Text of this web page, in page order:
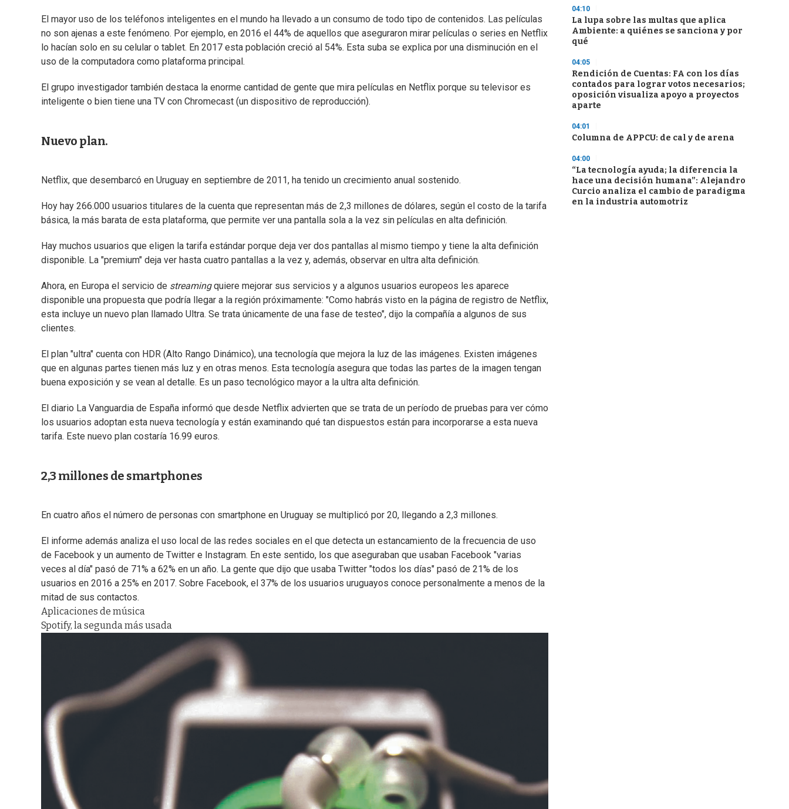
El mayor uso de los teléfonos inteligentes en el mundo ha llevado a un consumo de todo tipo de contenidos. Las películas
no son ajenas a este fenómeno. Por ejemplo, en 2016 el 44% de aquellos que aseguraron mirar películas o series en Netflix
lo hacían solo en su celular o tablet. En 2017 esta población creció al 54%. Esta suba se explica por una disminución en el
uso de la computadora como plataforma principal.
El grupo investigador también destaca la enorme cantidad de gente que mira películas en Netflix porque su televisor es
inteligente o bien tiene una TV con Chromecast (un dispositivo de reproducción).
Nuevo plan.
Netflix, que desembarcó en Uruguay en septiembre de 2011, ha tenido un crecimiento anual sostenido.
Hoy hay 266.000 usuarios titulares de la cuenta que representan más de 2,3 millones de dólares, según el costo de la tarifa
básica, la más barata de esta plataforma, que permite ver una pantalla sola a la vez sin películas en alta definición.
Hay muchos usuarios que eligen la tarifa estándar porque deja ver dos pantallas al mismo tiempo y tiene la alta definición
disponible. La "premium" deja ver hasta cuatro pantallas a la vez y, además, observar en ultra alta definición.
Ahora, en Europa el servicio de streamingquiere mejorar sus servicios y a algunos usuarios europeos les aparece
disponible una propuesta que podría llegar a la región próximamente: "Como habrás visto en la página de registro de Netflix,
esta incluye un nuevo plan llamado Ultra. Se trata únicamente de una fase de testeo", dijo la compañía a algunos de sus
clientes.
El plan "ultra" cuenta con HDR (Alto Rango Dinámico), una tecnología que mejora la luz de las imágenes. Existen imágenes
que en algunas partes tienen más luz y en otras menos. Esta tecnología asegura que todas las partes de la imagen tengan
buena exposición y se vean al detalle. Es un paso tecnológico mayor a la ultra alta definición.
El diario La Vanguardia de España informó que desde Netflix advierten que se trata de un período de pruebas para ver cómo
los usuarios adoptan esta nueva tecnología y están examinando qué tan dispuestos están para incorporarse a esta nueva
tarifa. Este nuevo plan costaría 16.99 euros.
2,3 millones de smartphones
En cuatro años el número de personas con smartphone en Uruguay se multiplicó por 20, llegando a 2,3 millones.
El informe además analiza el uso local de las redes sociales en el que detecta un estancamiento de la frecuencia de uso
de Facebook y un aumento de Twitter e Instagram. En este sentido, los que aseguraban que usaban Facebook "varias
veces al día" pasó de 71% a 62% en un año. La gente que dijo que usaba Twitter "todos los días" pasó de 21% de los
usuarios en 2016 a 25% en 2017. Sobre Facebook, el 37% de los usuarios uruguayos conoce personalmente a menos de la
mitad de sus contactos.
Aplicaciones de música
Spotify, la segunda más usada
04:10
La lupa sobre las multas que aplica
Ambiente: a quiénes se sanciona y por
qué
04:05
Rendición de Cuentas: FA con los días
contados para lograr votos necesarios;
oposición visualiza apoyo a proyectos
aparte
04:01
Columna de APPCU: de cal y de arena
04:00
“La tecnología ayuda; la diferencia la
hace una decisión humana”: Alejandro
Curcio analiza el cambio de paradigma
en la industria automotriz